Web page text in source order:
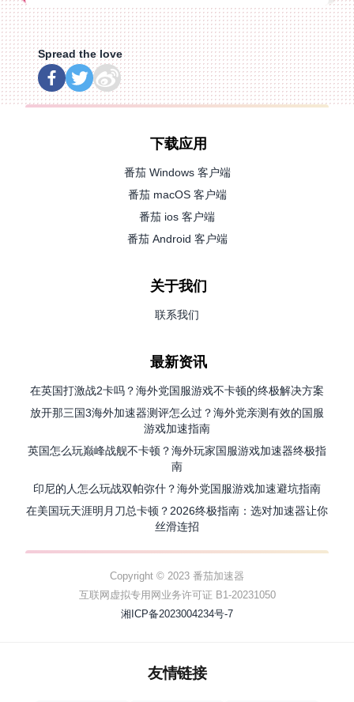
Spread the love
下载应用
番茄 Windows 客户端
番茄 macOS 客户端
番茄 ios 客户端
番茄 Android 客户端
关于我们
联系我们
最新资讯
在英国打激战2卡吗？海外党国服游戏不卡顿的终极解决方案
放开那三国3海外加速器测评怎么过？海外党亲测有效的国服
游戏加速指南
英国怎么玩巅峰战舰不卡顿？海外玩家国服游戏加速器终极指
南
印尼的人怎么玩战双帕弥什？海外党国服游戏加速避坑指南
在美国玩天涯明月刀总卡顿？2026终极指南：选对加速器让你
丝滑连招
Copyright © 2023 番茄加速器
互联网虚拟专用网业务许可证 B1-20231050
湘ICP备2023004234号-7
友情链接